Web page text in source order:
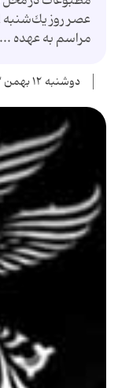
مراسم به عهده ...
دوشنبه ۱۲ بهمن ۱۳۸۳ - ۰۰:۰۰